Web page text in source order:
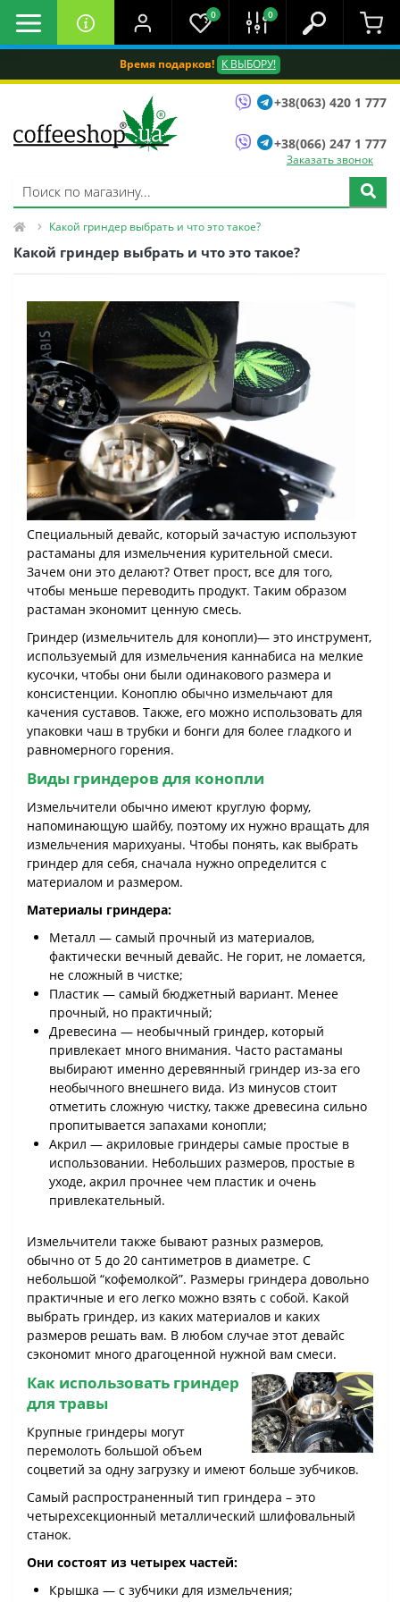
Время подарков! К ВЫБОРУ!
0 0
+38(063) 420 1 777
+38(066) 247 1 777
Заказать звонок
Какой гриндер выбрать и что это такое?
Какой гриндер выбрать и что это такое?
Специальный девайс, который зачастую используют
растаманы для измельчения курительной смеси.
Зачем они это делают? Ответ прост, все для того,
чтобы меньше переводить продукт. Таким образом
растаман экономит ценную смесь.
Гриндер (измельчитель для конопли)— это инструмент,
используемый для измельчения каннабиса на мелкие
кусочки, чтобы они были одинакового размера и
консистенции. Коноплю обычно измельчают для
качения суставов. Также, его можно использовать для
упаковки чаш в трубки и бонги для более гладкого и
равномерного горения.
Виды гриндеров для конопли
Измельчители обычно имеют круглую форму,
напоминающую шайбу, поэтому их нужно вращать для
измельчения марихуаны. Чтобы понять, как выбрать
гриндер для себя, сначала нужно определится с
материалом и размером.
Материалы гриндера:
Металл — самый прочный из материалов,
фактически вечный девайс. Не горит, не ломается,
не сложный в чистке;
Пластик — самый бюджетный вариант. Менее
прочный, но практичный;
Древесина — необычный гриндер, который
привлекает много внимания. Часто растаманы
выбирают именно деревянный гриндер из-за его
необычного внешнего вида. Из минусов стоит
отметить сложную чистку, также древесина сильно
пропитывается запахами конопли;
Акрил — акриловые гриндеры самые простые в
использовании. Небольших размеров, простые в
уходе, акрил прочнее чем пластик и очень
привлекательный.
Измельчители также бывают разных размеров,
обычно от 5 до 20 сантиметров в диаметре. С
небольшой “кофемолкой”. Размеры гриндера довольно
практичные и его легко можно взять с собой. Какой
выбрать гриндер, из каких материалов и каких
размеров решать вам. В любом случае этот девайс
сэкономит много драгоценной нужной вам смеси.
Как использовать гриндер
для травы
Крупные гриндеры могут
перемолоть большой объем
соцветий за одну загрузку и имеют больше зубчиков.
Самый распространенный тип гриндера – это
четырехсекционный металлический шлифовальный
станок.
Они состоят из четырех частей:
Крышка — с зубчики для измельчения;